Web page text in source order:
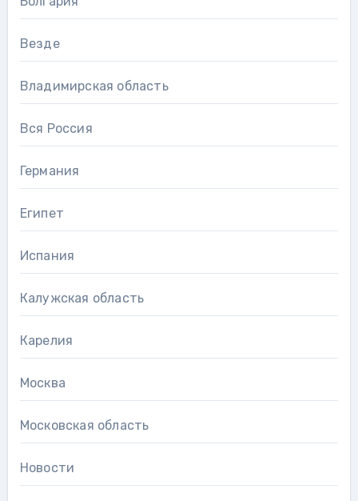
Везде
Владимирская область
Вся Россия
Германия
Египет
Испания
Калужская область
Карелия
Москва
Московская область
Новости